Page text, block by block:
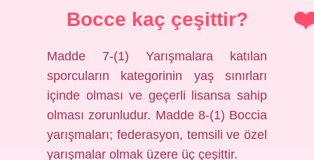
Bocce kaç çeşittir?
Madde 7-(1) Yarışmalara katılan
sporcuların kategorinin yaş sınırları
içinde olması ve geçerli lisansa sahip
olması zorunludur. Madde 8-(1) Boccia
yarışmaları; federasyon, temsili ve özel
yarışmalar olmak üzere üç çeşittir.